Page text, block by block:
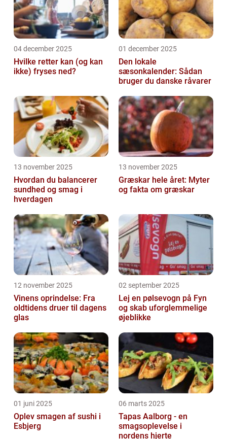
04 december 2025
Hvilke retter kan (og kan
ikke) fryses ned?
01 december 2025
Den lokale
sæsonkalender: Sådan
bruger du danske råvarer
13 november 2025
Hvordan du balancerer
sundhed og smag i
hverdagen
13 november 2025
Græskar hele året: Myter
og fakta om græskar
12 november 2025
Vinens oprindelse: Fra
oldtidens druer til dagens
glas
02 september 2025
Lej en pølsevogn på Fyn
og skab uforglemmelige
øjeblikke
01 juni 2025
Oplev smagen af sushi i
Esbjerg
06 marts 2025
Tapas Aalborg - en
smagsoplevelse i
nordens hjerte